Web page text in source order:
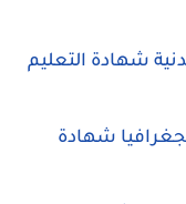
شهادة التعليم
شهادة